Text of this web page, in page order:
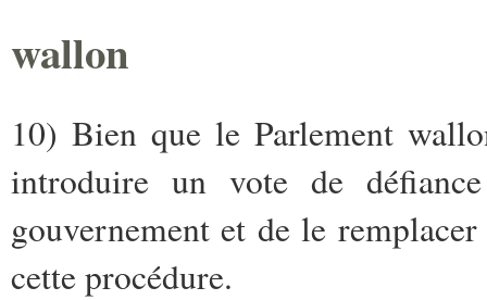
wallon
10) Bien que le Parlement
introduire un vote de
gouvernement et de le
cette procédure.